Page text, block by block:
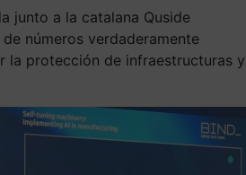
junto a la catalana Quside
números verdaderamente
la protección de infraestructuras y